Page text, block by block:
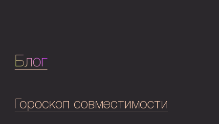
Блог
Гороскоп совместимости